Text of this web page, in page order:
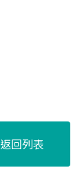
返回列表